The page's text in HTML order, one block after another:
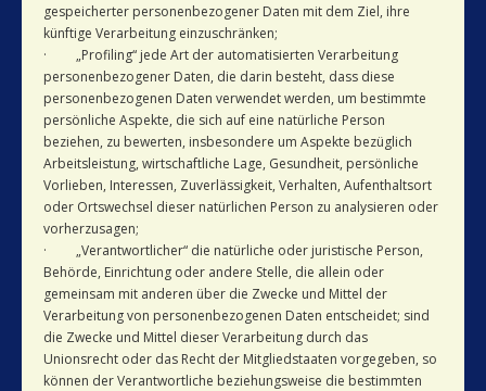
gespeicherter personenbezogener Daten mit dem Ziel, ihre
künftige Verarbeitung einzuschränken;
· „Profiling“ jede Art der automatisierten Verarbeitung
personenbezogener Daten, die darin besteht, dass diese
personenbezogenen Daten verwendet werden, um bestimmte
persönliche Aspekte, die sich auf eine natürliche Person
beziehen, zu bewerten, insbesondere um Aspekte bezüglich
Arbeitsleistung, wirtschaftliche Lage, Gesundheit, persönliche
Vorlieben, Interessen, Zuverlässigkeit, Verhalten, Aufenthaltsort
oder Ortswechsel dieser natürlichen Person zu analysieren oder
vorherzusagen;
· „Verantwortlicher“ die natürliche oder juristische Person,
Behörde, Einrichtung oder andere Stelle, die allein oder
gemeinsam mit anderen über die Zwecke und Mittel der
Verarbeitung von personenbezogenen Daten entscheidet; sind
die Zwecke und Mittel dieser Verarbeitung durch das
Unionsrecht oder das Recht der Mitgliedstaaten vorgegeben, so
können der Verantwortliche beziehungsweise die bestimmten